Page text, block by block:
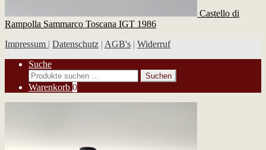
Castello di
Rampolla Sammarco Toscana IGT 1986
Impressum | Datenschutz | AGB's | Widerruf
Suche
Suchen
nach:
Suchen
Warenkorb 0